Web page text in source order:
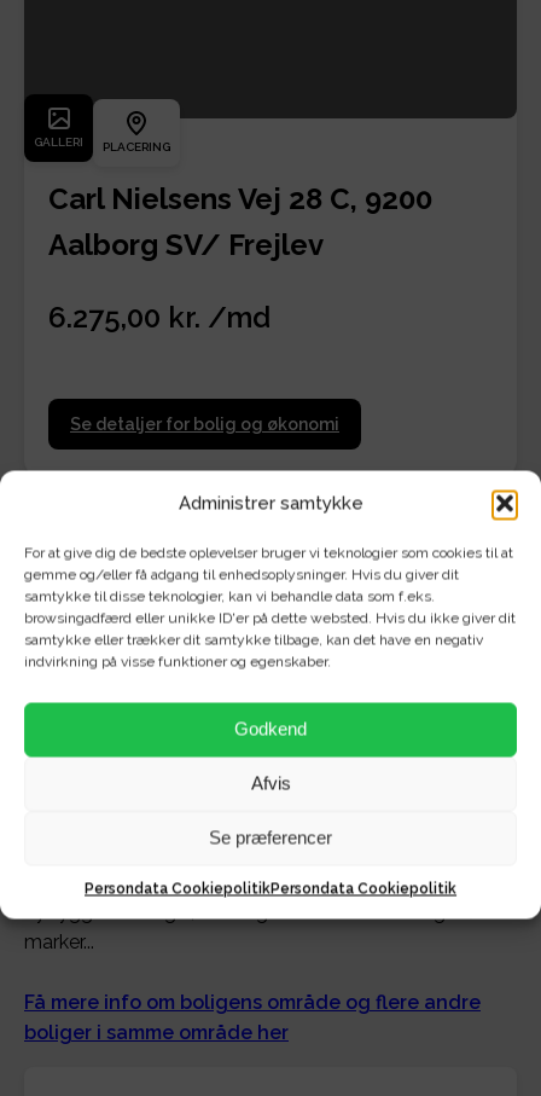
Administrer samtykke
For at give dig de bedste oplevelser bruger vi teknologier som cookies til at
gemme og/eller få adgang til enhedsoplysninger. Hvis du giver dit
samtykke til disse teknologier, kan vi behandle data som f.eks.
browsingadfærd eller unikke ID'er på dette websted. Hvis du ikke giver dit
samtykke eller trækker dit samtykke tilbage, kan det have en negativ
indvirkning på visse funktioner og egenskaber.
Godkend
Afvis
Se præferencer
Persondata CookiepolitikPersondata Cookiepolitik
GALLERI PLACERING
Carl Nielsens Vej 28 C, 9200
Aalborg SV/ Frejlev
6.275,00 kr. /md
Se detaljer for bolig og økonomi
Om området - Carl Nielsens
Vej (FrejlevHøj)
Velkommen til Frejlev Høj på Carl Nielsens Vej i Frejlev
beliggende højt i Frejlev med flot udsigt og i
Her befinder du dig på toppen af Frejlev med en
fabelagtig udsigt ud over både Frejlevs mange
marker...
Få mere info om boligens område og flere andre
boliger i samme område her